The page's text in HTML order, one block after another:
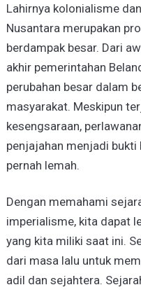
Lahirnya kolonialisme
Nusantara merupakan
berdampak besar. Dari
akhir pemerintahan
perubahan besar dalam
masyarakat. Meskipun
kesengsaraan,
penjajahan menjadi
pernah lemah.
Dengan memahami
imperialisme, kita dapat
yang kita miliki saat ini.
dari masa lalu untuk
adil dan sejahtera.